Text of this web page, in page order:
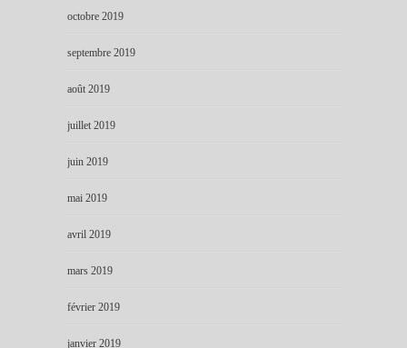
octobre 2019
septembre 2019
août 2019
juillet 2019
juin 2019
mai 2019
avril 2019
mars 2019
février 2019
janvier 2019